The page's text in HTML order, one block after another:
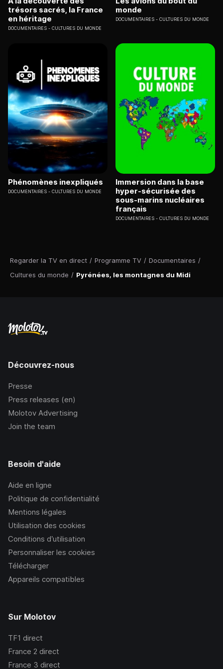
Regarder la TV en direct / Programme TV / Documentaires /
Cultures du monde / Pyrénées, les montagnes du Midi
trésors sacrés, la France
en héritage
DOCUMENTAIRES CULTURES DU MONDE
monde
DOCUMENTAIRES CULTURES DU MONDE
Phénomènes inexpliqués
DOCUMENTAIRES CULTURES DU MONDE
Immersion dans la base
hyper-sécurisée des
sous-marins nucléaires
français
DOCUMENTAIRES CULTURES DU MONDE
Découvrez-nous
Presse
Press releases (en)
Molotov Advertising
Join the team
Besoin d'aide
Aide en ligne
Politique de confidentialité
Mentions légales
Utilisation des cookies
Conditions d’utilisation
Personnaliser les cookies
Télécharger
Appareils compatibles
Sur Molotov
TF1 direct
France 2 direct
France 3 direct